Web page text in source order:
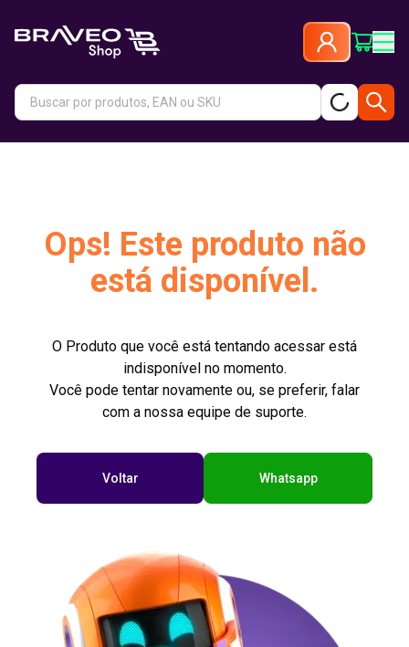
Ops! Este produto não
está disponível.
O Produto que você está tentando acessar está
indisponível no momento.
Você pode tentar novamente ou, se preferir, falar
com a nossa equipe de suporte.
Voltar Whatsapp